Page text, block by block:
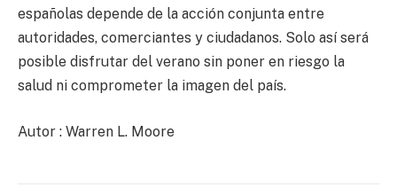
españolas depende de la acción conjunta entre
autoridades, comerciantes y ciudadanos. Solo así será
posible disfrutar del verano sin poner en riesgo la
salud ni comprometer la imagen del país.
Autor : Warren L. Moore